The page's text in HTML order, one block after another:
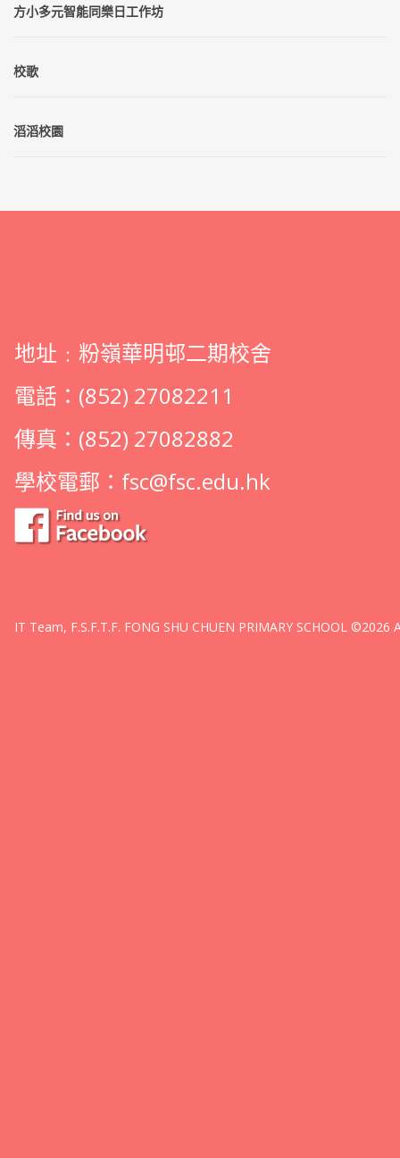
方小多元智能同樂日工作坊
校歌
滔滔校園
地址﹕粉嶺華明邨二期校舍
電話：(852) 27082211
傳真：(852) 27082882
學校電郵： fsc@fsc.edu.hk
IT Team, F.S.F.T.F. FONG SHU CHUEN PRIMARY SCHOOL ©2026